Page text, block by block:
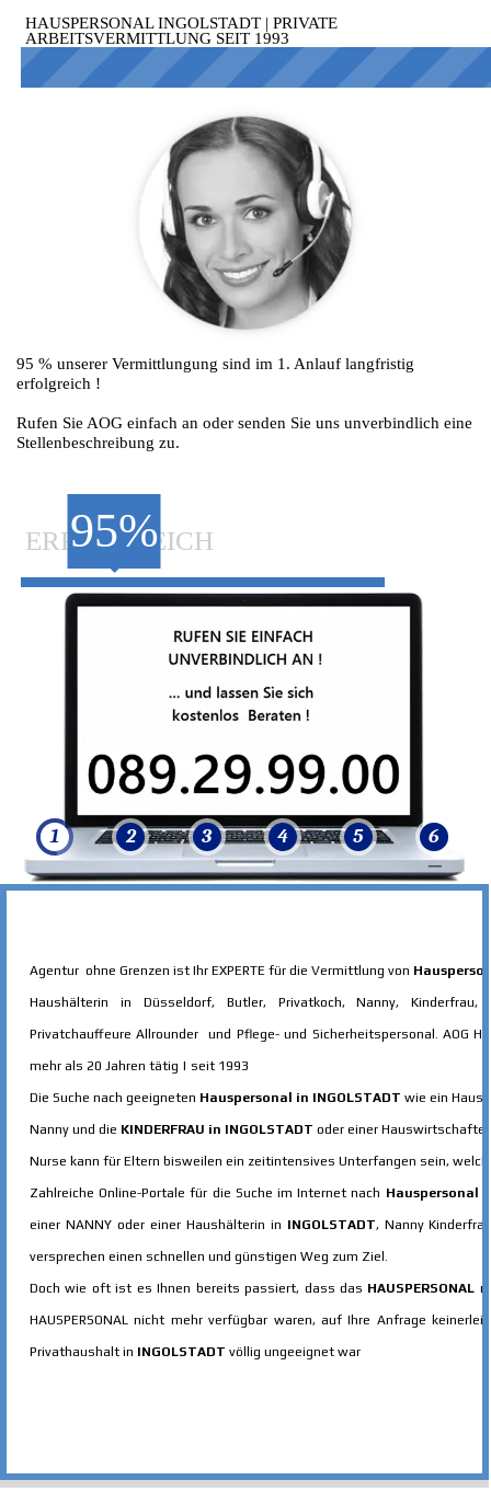
HAUSPERSONAL INGOLSTADT | PRIVATE
ARBEITSVERMITTLUNG SEIT 1993
220
95 % unserer Vermittlungung sind im 1. Anlauf langfristig
erfolgreich !
Rufen Sie AOG einfach an oder senden Sie uns unverbindlich eine
Stellenbeschreibung zu.
ERFOLGREICH
95%
1 2 3 4 5 6
1 2 3 4 5 6
Agentur ohne Grenzen ist Ihr EXPERTE für die Vermittlung von
Haushälterin in Düsseldorf, Butler, Privatkoch, Nanny, Kinderfrau,
Privatchauffeure Allrounder und Pflege- und Sicherheitspersonal. AOG
mehr als 20 Jahren tätig | seit 1993
Die Suche nach geeigneten Hauspersonal in INGOLSTADT wie ein
Nanny und die KINDERFRAU in INGOLSTADT oder einer
Nurse kann für Eltern bisweilen ein zeitintensives Unterfangen sein,
Zahlreiche Online-Portale für die Suche im Internet nach Hauspersonal
einer NANNY oder einer Haushälterin in INGOLSTADT,Nanny
versprechen einen schnellen und günstigen Weg zum Ziel.
Doch wie oft ist es Ihnen bereits passiert, dass das HAUSPERSONAL
HAUSPERSONAL nicht mehr verfügbar waren, auf Ihre Anfrage
Privathaushalt in INGOLSTADT völlig ungeeignet war